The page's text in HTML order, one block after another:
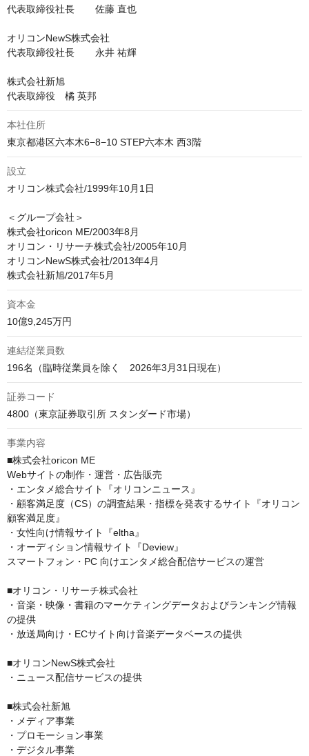
代表取締役社長	佐藤 直也
オリコンNewS株式会社
代表取締役社長	永井 祐輝
株式会社新旭
代表取締役　橘 英邦
本社住所
東京都港区六本木6−8−10 STEP六本木 西3階
設立
オリコン株式会社/1999年10月1日
＜グループ会社＞
株式会社oricon ME/2003年8月
オリコン・リサーチ株式会社/2005年10月
オリコンNewS株式会社/2013年4月
資本金
10億9,245万円
連結従業員数
196名（臨時従業員を除く　2026年3月31日現在）
証券コード
4800（東京証券取引所 スタンダード市場）
事業内容
■株式会社oricon ME
Webサイトの制作・運営・広告販売
・エンタメ総合サイト『オリコンニュース』
・顧客満足度（CS）の調査結果・指標を発表するサイト『オリコン
顧客満足度』
・女性向け情報サイト『eltha』
・オーディション情報サイト『Deview』
スマートフォン・PC 向けエンタメ総合配信サービスの運営
■オリコン・リサーチ株式会社
・音楽・映像・書籍のマーケティングデータおよびランキング情報
の提供
・放送局向け・ECサイト向け音楽データベースの提供
■オリコンNewS株式会社
・ニュース配信サービスの提供
■株式会社新旭
・メディア事業​
・プロモーション事業​
・デジタル事業​